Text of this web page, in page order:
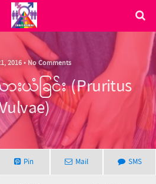
2016 • No Comments
ယံခြင်း (Pruritus
Pin Mail SMS